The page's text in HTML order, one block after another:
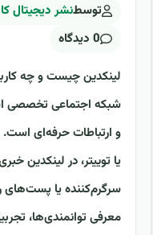
توسطنشر دیجیتال
0 دیدگاه
شبکه اجتماعی تخصصی
و ارتباطات حرفه‌ای است.
یا توییتر، در
سرگرم‌کننده یا پست‌های
معرفی توانمندی‌ها،